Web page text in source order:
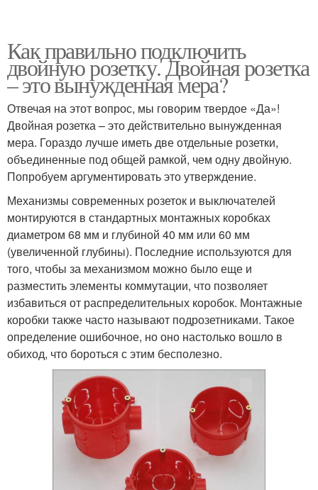
Как правильно подключить
двойную розетку. Двойная розетка
– это вынужденная мера?
Отвечая на этот вопрос, мы говорим твердое «Да»!
Двойная розетка – это действительно вынужденная
мера. Гораздо лучше иметь две отдельные розетки,
объединенные под общей рамкой, чем одну двойную.
Попробуем аргументировать это утверждение.
Механизмы современных розеток и выключателей
монтируются в стандартных монтажных коробках
диаметром 68 мм и глубиной 40 мм или 60 мм
(увеличенной глубины). Последние используются для
того, чтобы за механизмом можно было еще и
разместить элементы коммутации, что позволяет
избавиться от распределительных коробок. Монтажные
коробки также часто называют подрозетниками. Такое
определение ошибочное, но оно настолько вошло в
обиход, что бороться с этим бесполезно.